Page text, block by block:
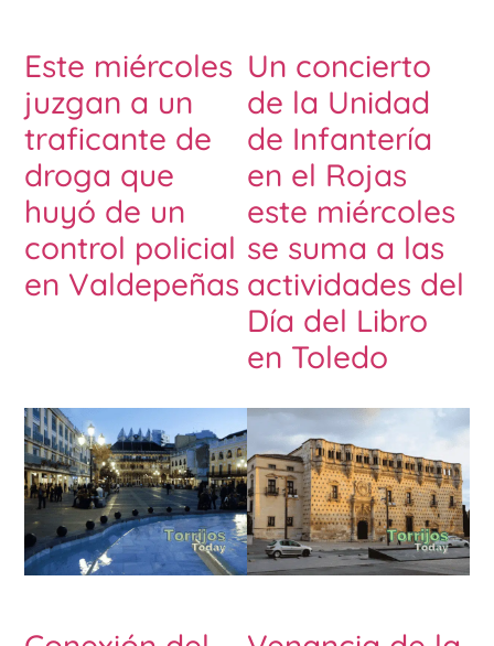
Este miércoles
juzgan a un
traficante de
droga que
huyó de un
control policial
en Valdepeñas
Un concierto
de la Unidad
de Infantería
en el Rojas
este miércoles
se suma a las
actividades del
Día del Libro
en Toledo